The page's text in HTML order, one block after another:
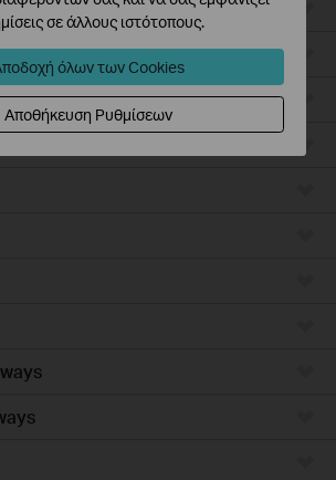
σε άλλους ιστότοπους.
όλων των Cookies
Αποθήκευση Ρυθμίσεων